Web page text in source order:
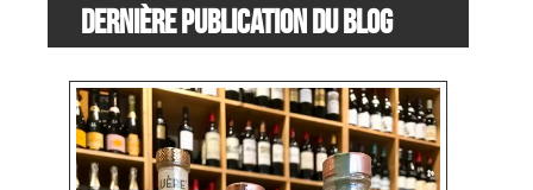
Dernière publication du blog